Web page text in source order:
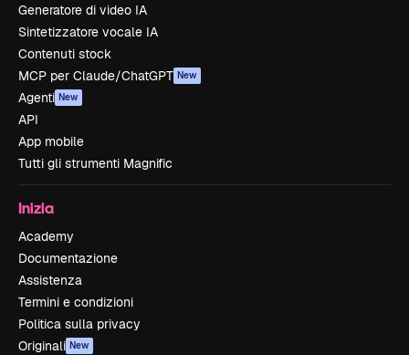
Generatore di video IA
Sintetizzatore vocale IA
Contenuti stock
MCP per Claude/ChatGPT New
Agenti New
API
App mobile
Tutti gli strumenti Magnific
Inizia
Academy
Documentazione
Assistenza
Termini e condizioni
Politica sulla privacy
Originali New